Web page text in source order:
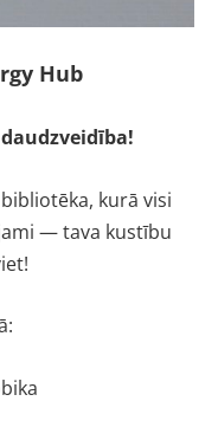
Hub
kurā visi
— tava kustību